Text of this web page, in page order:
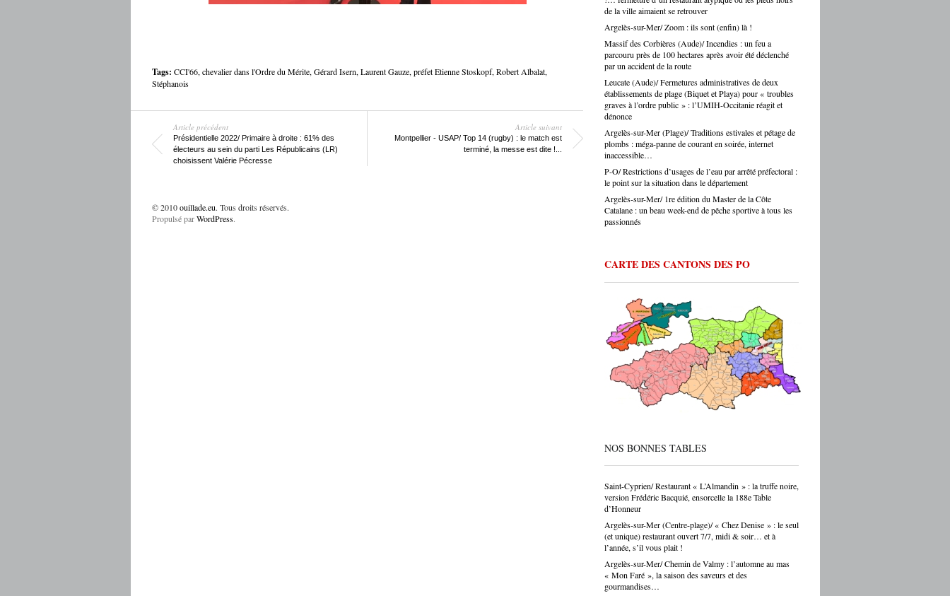
Tags: CCI'66, chevalier dans l'Ordre du Mérite, Gérard Isern, Laurent Gauze, préfet Etienne Stoskopf, Robert Albalat,
Stéphanois
Article précédent
Présidentielle 2022/ Primaire à droite : 61% des
électeurs au sein du parti Les Républicains (LR)
choisissent Valérie Pécresse
Article suivant
Montpellier - USAP/ Top 14 (rugby) : le match est
terminé, la messe est dite !...
défend auprès des collectivités, des institutions, du
législateur. Et on ne fait pas ça mollement. »
Ouillade.eu : justement, est-ce que les artisans
traversent une période difficile en ce moment ? -
Jérôme Montes : « Comme partout en France, les
artisans font face à une accumulation de pressions
: charges en hausse, coût des matières premières,
difficultés de recrutement, concurrence déloyale…
Et dans un département comme le nôtre, qui
présente des fragilités socio-économiques bien
identifiées, ces difficultés sont souvent amplifiées.
Le pouvoir d’achat des ménages qui se contracte,
ça touche directement les artisans. Mais je ne
veux pas verser dans le catastrophisme : il y a
aussi beaucoup de créations, beaucoup
d’énergie, beaucoup de jeunes qui choisissent
l’apprentissage et les métiers manuels. La
tendance de fond est là. » Ouillade.eu : vous
parlez de recrutement. On entend souvent que
a des métiers en tension très forte — le bâtiment,
CAP, avec de vraies perspectives de carrière et
même de reprise d’entreprise. Mais le regard de la
société sur ces formations reste parfois
condescendant — et ça, franchement, c’est être
déconnecté de la réalité. Choisir un CAP de
pâtissier ou de carrossier, c’est choisir un métier,
un savoir-faire, une indépendance possible. Ce
n’est pas un choix par défaut. C’est souvent un
choix par passion. Et là, Cécile Hernandez nous
donne une belle leçon : la passion et
certains journalistes parisiens. Sans oublier,
de la ville aimaient se retrouver
Argelès-sur-Mer/ Zoom : ils sont (enfin) là !
Massif des Corbières (Aude)/ Incendies : un feu a
parcouru près de 100 hectares après avoir été déclenché
par un accident de la route
Leucate (Aude)/ Fermetures administratives de deux
établissements de plage (Biquet et Playa) pour « troubles
graves à l’ordre public » : l’UMIH-Occitanie réagit et
dénonce
Argelès-sur-Mer (Plage)/ Traditions estivales et pétage de
plombs : méga-panne de courant en soirée, internet
inaccessible…
P-O/ Restrictions d’usages de l’eau par arrêté préfectoral :
le point sur la situation dans le département
Argelès-sur-Mer/ 1re édition du Master de la Côte
Catalane : un beau week-end de pêche sportive à tous les
passionnés
CARTE DES CANTONS DES PO
NOS BONNES TABLES
Saint-Cyprien/ Restaurant « L’Almandin » : la truffe noire,
version Frédéric Bacquié, ensorcelle la 188e Table
d’Honneur
Argelès-sur-Mer (Centre-plage)/ « Chez Denise » : le seul
(et unique) restaurant ouvert 7/7, midi & soir… et à
l’année, s’il vous plait !
Argelès-sur-Mer/ Chemin de Valmy : l’automne au mas
« Mon Faré », la saison des saveurs et des
gourmandises…
© 2010ouillade.eu. Tous droits réservés.
Propulsé parWordPress.